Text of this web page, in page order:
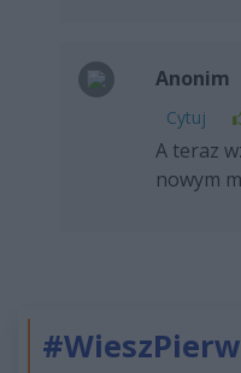
Anonim
Cytuj
A teraz
nowym